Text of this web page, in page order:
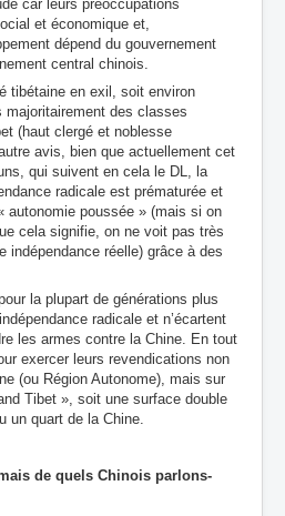
car leurs préoccupations
et économique et,
dépend du gouvernement
central chinois.
tibétaine en exil, soit environ
majoritairement des classes
(haut clergé et noblesse
avis, bien que actuellement cet
qui suivent en cela le DL, la
radicale est prématurée et
autonomie poussée » (mais si on
cela signifie, on ne voit pas très
indépendance réelle) grâce à des
la plupart de générations plus
radicale et n’écartent
les armes contre la Chine. En tout
exercer leurs revendications non
(ou Région Autonome), mais sur
Tibet », soit une surface double
un quart de la Chine.
de quels Chinois parlons-